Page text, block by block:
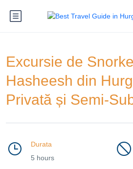
Excursie de
Hasheesh din
Privată și Semi-
Durata
5 hours